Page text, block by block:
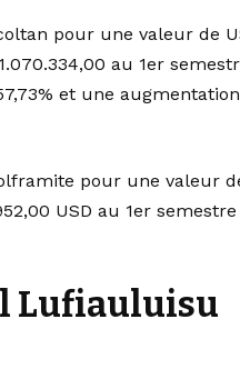
pour une valeur de
au 1er
et une
pour une valeur
USD au 1er
Lufiauluisu